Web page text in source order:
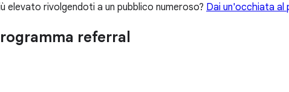
elevato rivolgendoti a un pubblico numeroso? Dai un'occhiata al
referral